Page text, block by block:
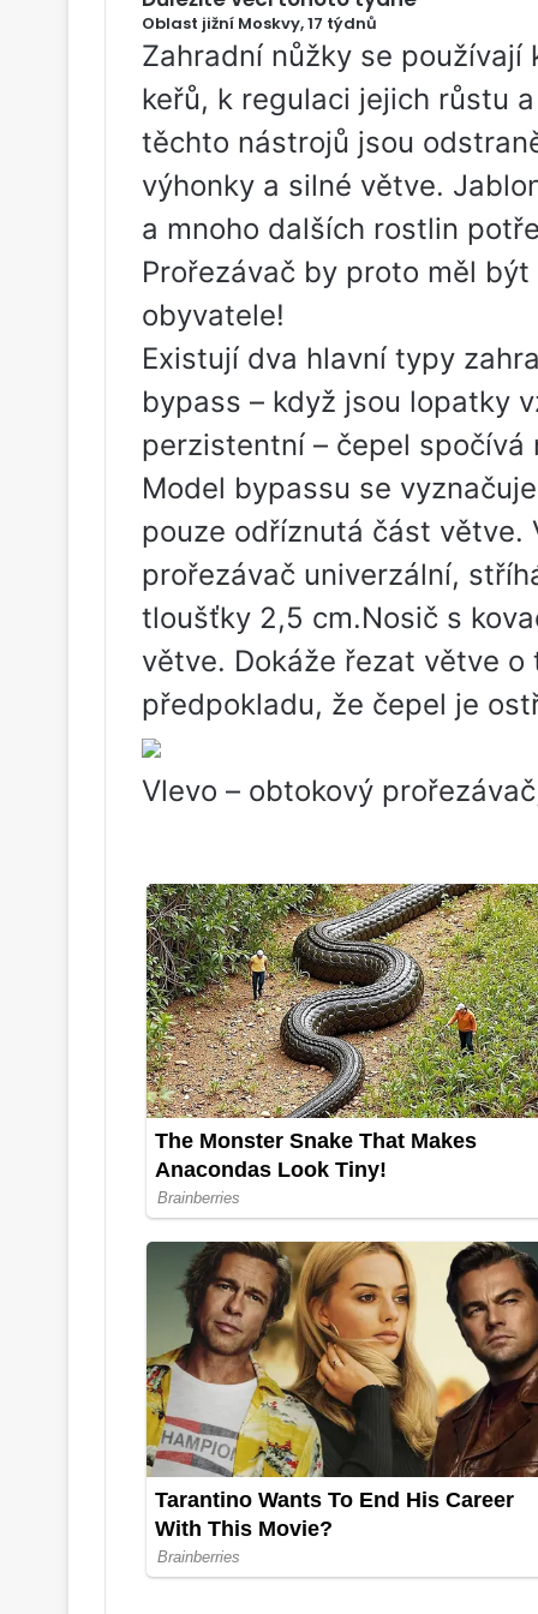
Oblast jižní Moskvy, 17 týdnů
Zahradní nůžky se
keřů, k regulaci jejich růstu
těchto nástrojů jsou
výhonky a silné větve.
a mnoho dalších rostlin
Prořezávač by proto měl
obyvatele!
Existují dva hlavní typy
bypass – když jsou lopatky
perzistentní – čepel spočívá
Model bypassu se
pouze odříznutá část větve.
prořezávač univerzální,
tloušťky 2,5 cm.Nosič s
větve. Dokáže řezat větve
předpokladu, že čepel je
Vlevo – obtokový